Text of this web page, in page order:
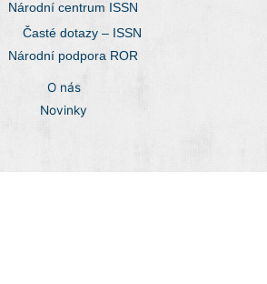
Národní centrum ISSN
Časté dotazy – ISSN
Národní podpora ROR
O nás
Novinky